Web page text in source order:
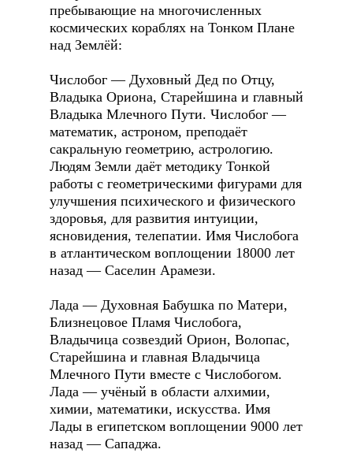
пребывающие на многочисленных
космических кораблях на Тонком Плане
над Землёй:
Числобог — Духовный Дед по Отцу,
Владыка Ориона, Старейшина и главный
Владыка Млечного Пути. Числобог —
математик, астроном, преподаёт
сакральную геометрию, астрологию.
Людям Земли даёт методику Тонкой
работы с геометрическими фигурами для
улучшения психического и физического
здоровья, для развития интуиции,
ясновидения, телепатии. Имя Числобога
в атлантическом воплощении 18000 лет
назад — Саселин Арамези.
Лада — Духовная Бабушка по Матери,
Близнецовое Пламя Числобога,
Владычица созвездий Орион, Волопас,
Старейшина и главная Владычица
Млечного Пути вместе с Числобогом.
Лада — учёный в области алхимии,
химии, математики, искусства. Имя
Лады в египетском воплощении 9000 лет
назад — Сападжа.